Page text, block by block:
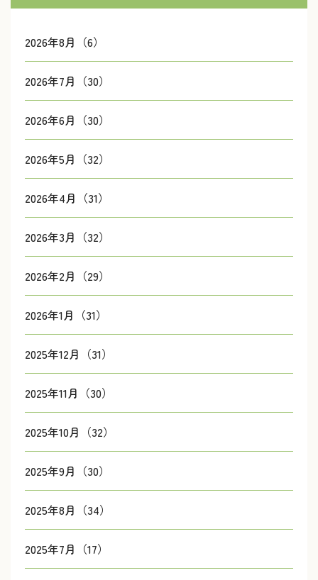
2026年8月（6）
2026年7月（30）
2026年6月（30）
2026年5月（32）
2026年4月（31）
2026年3月（32）
2026年2月（29）
2026年1月（31）
2025年12月（31）
2025年11月（30）
2025年10月（32）
2025年9月（30）
2025年8月（34）
2025年7月（17）